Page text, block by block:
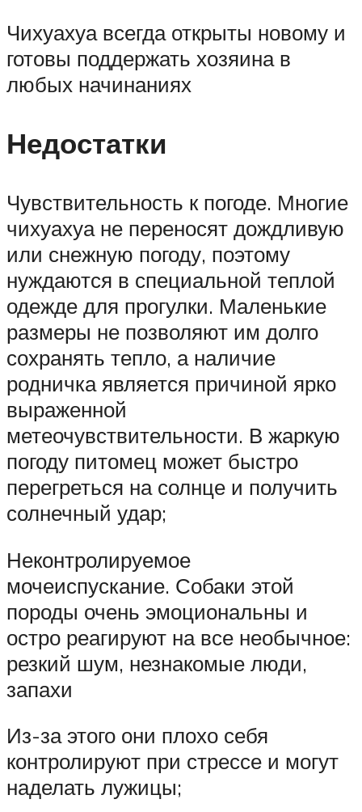
Чихуахуа всегда открыты новому и
готовы поддержать хозяина в
любых начинаниях
Недостатки
Чувствительность к погоде. Многие
чихуахуа не переносят дождливую
или снежную погоду, поэтому
нуждаются в специальной теплой
одежде для прогулки. Маленькие
размеры не позволяют им долго
сохранять тепло, а наличие
родничка является причиной ярко
выраженной
метеочувствительности. В жаркую
погоду питомец может быстро
перегреться на солнце и получить
солнечный удар;
Неконтролируемое
мочеиспускание. Собаки этой
породы очень эмоциональны и
остро реагируют на все необычное:
резкий шум, незнакомые люди,
запахи
Из-за этого они плохо себя
контролируют при стрессе и могут
наделать лужицы;